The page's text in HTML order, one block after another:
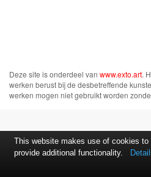
Deze site is onderdeel van www.exto.art.
werken berust bij de desbetreffende
werken mogen niet gebruikt worden
This website makes use of cookies to
provide additional functionality.